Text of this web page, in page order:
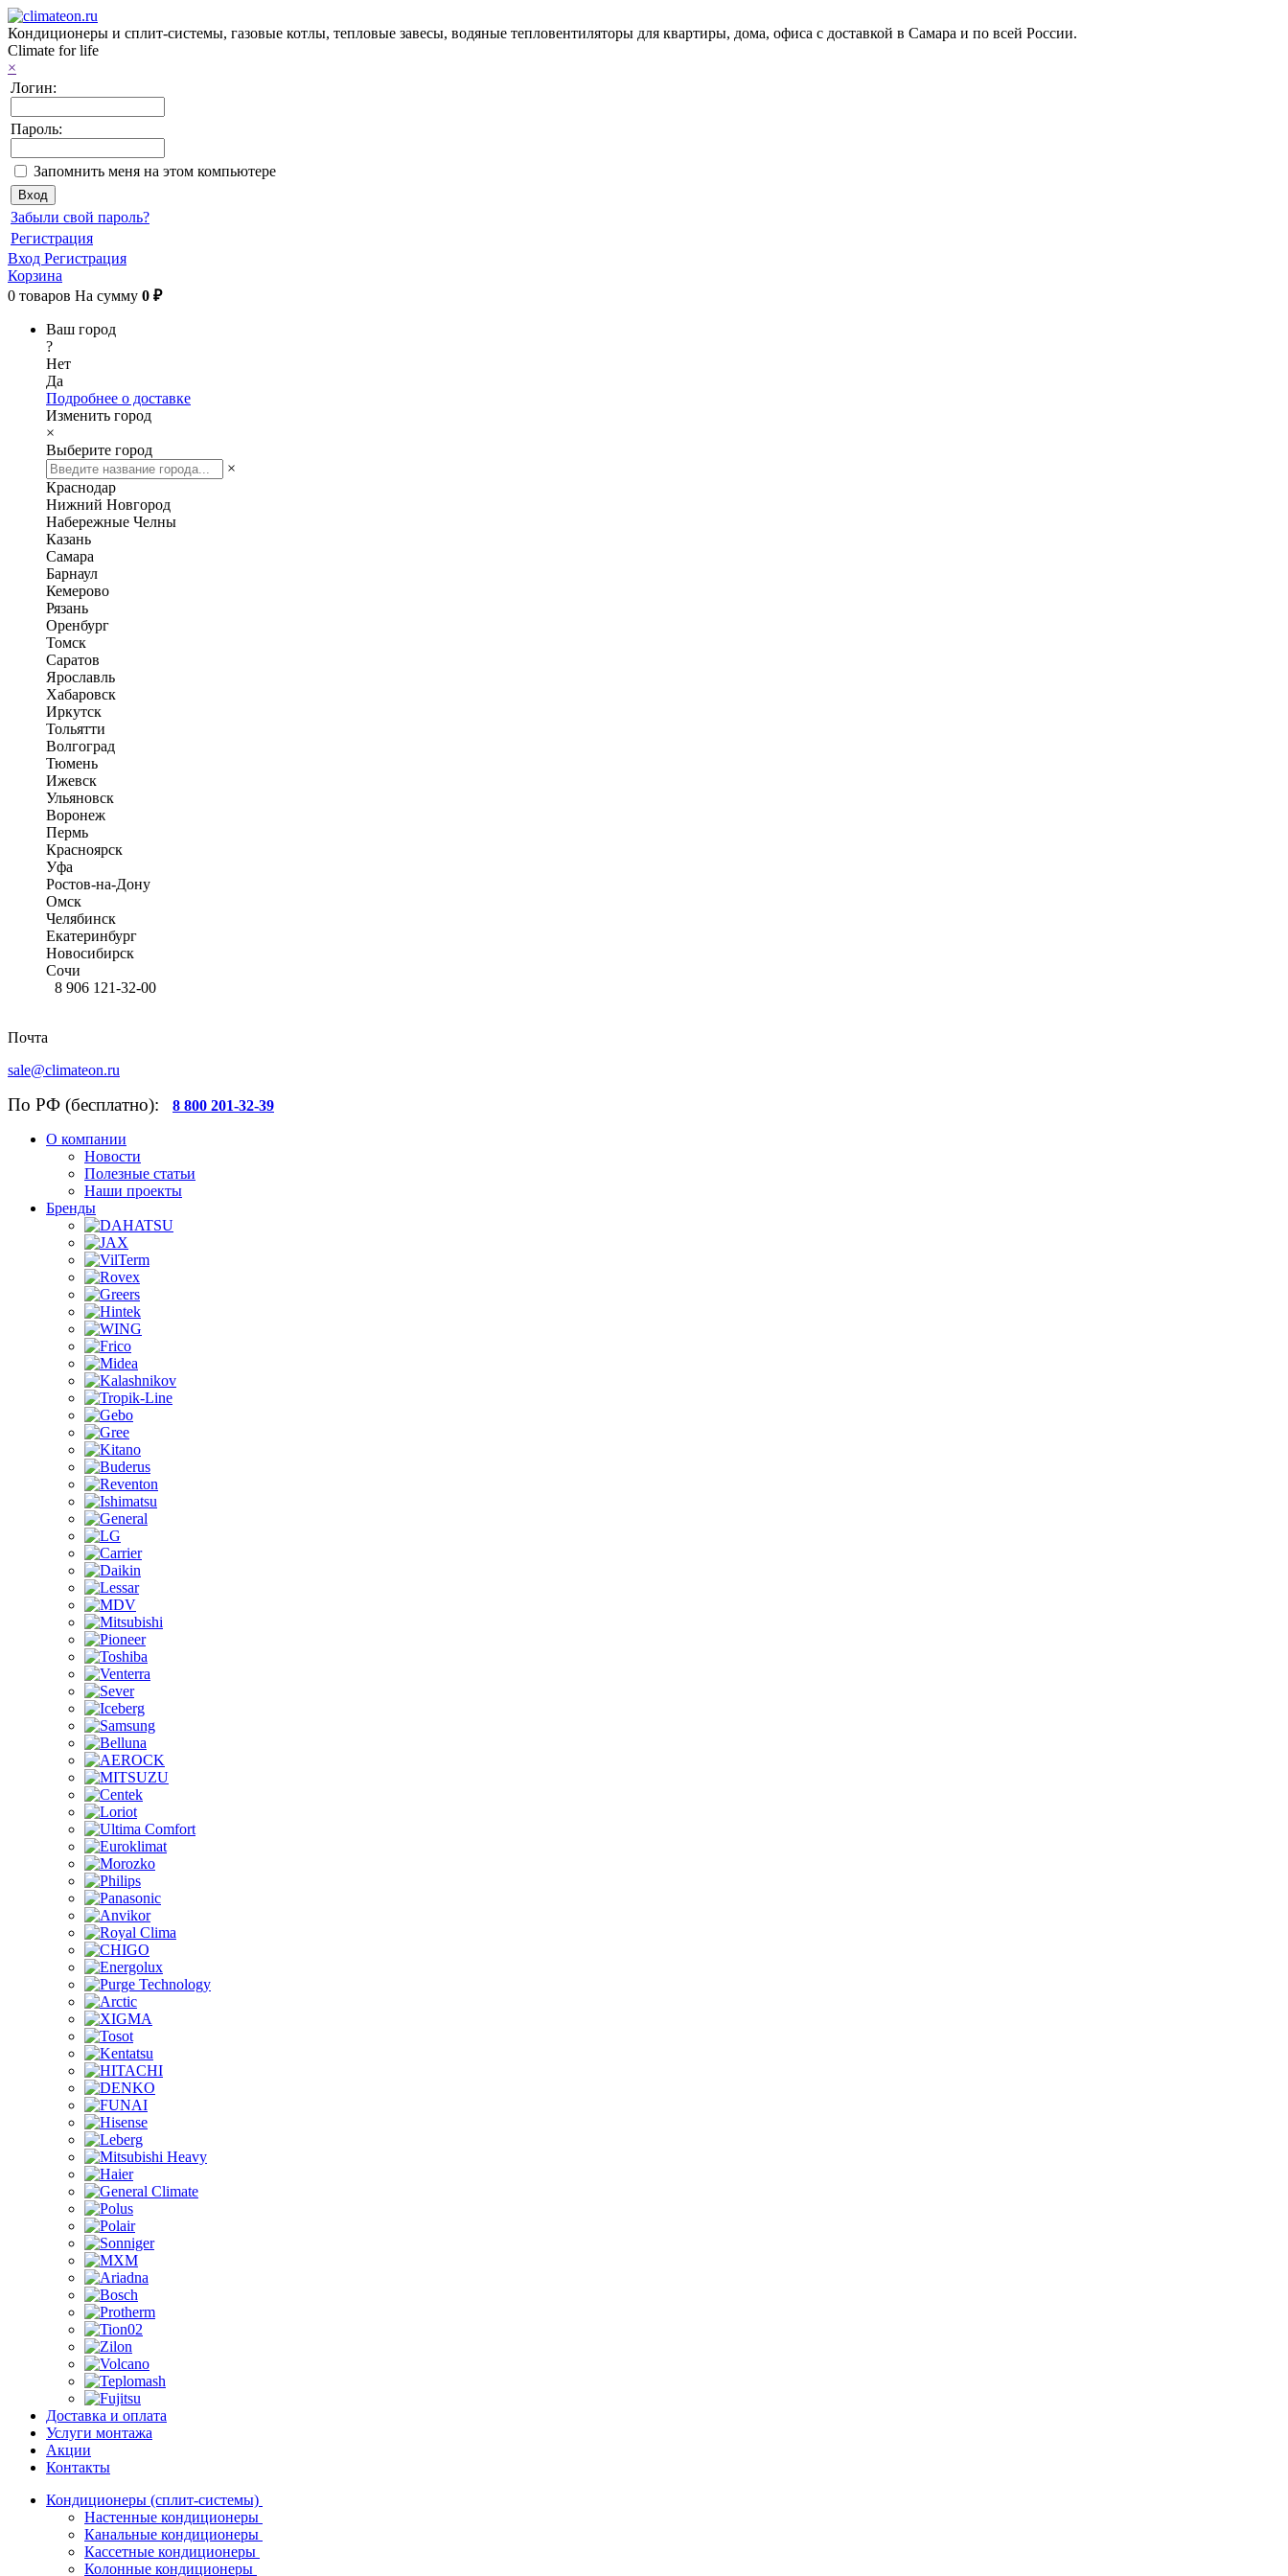
Кондиционеры и сплит-системы, газовые котлы, тепловые завесы, водяные тепловентиляторы для квартиры, дома, офиса с доставкой в Самара и по всей России.
Climate for life
×
Логин:
Пароль:
Запомнить меня на этом компьютере
Забыли свой пароль?
Регистрация
Вход Регистрация
Корзина
0 товаров На сумму 0 ₽
Ваш город
?
Нет
Да
Подробнее о доставке
Изменить город
×
Выберите город
×
Краснодар
Нижний Новгород
Набережные Челны
Казань
Самара
Барнаул
Кемерово
Рязань
Оренбург
Томск
Саратов
Ярославль
Хабаровск
Иркутск
Тольятти
Волгоград
Тюмень
Ижевск
Ульяновск
Воронеж
Пермь
Красноярск
Уфа
Ростов-на-Дону
Омск
Челябинск
Екатеринбург
Новосибирск
Сочи
8 906 121-32-00
Почта
sale@climateon.ru
По РФ (бесплатно): 8 800 201-32-39
О компании
Новости
Полезные статьи
Наши проекты
Бренды
Доставка и оплата
Услуги монтажа
Акции
Контакты
Кондиционеры (сплит-системы)
Настенные кондиционеры
Канальные кондиционеры
Кассетные кондиционеры
Колонные кондиционеры